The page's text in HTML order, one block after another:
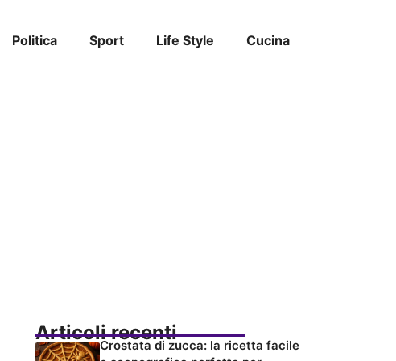
Politica Sport Life Style Cucina
Articoli recenti
Crostata di zucca: la ricetta facile